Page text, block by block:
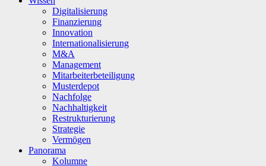
Digitalisierung
Finanzierung
Innovation
Internationalisierung
M&A
Management
Mitarbeiterbeteiligung
Musterdepot
Nachfolge
Nachhaltigkeit
Restrukturierung
Strategie
Vermögen
Panorama
Kolumne